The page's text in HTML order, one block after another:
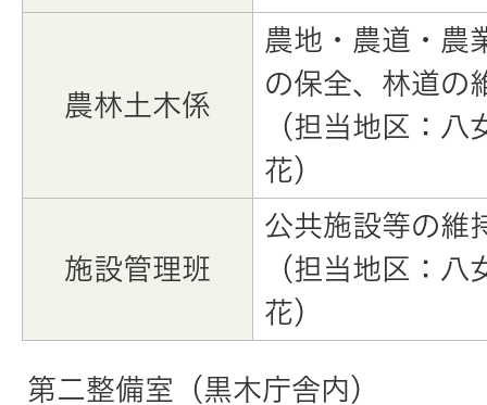
農林土木係
農地・農道・農
の保全、林道の
（担当地区：八
花）
施設管理班
公共施設等の維
（担当地区：八
花）
第二整備室（黒木庁舎内）